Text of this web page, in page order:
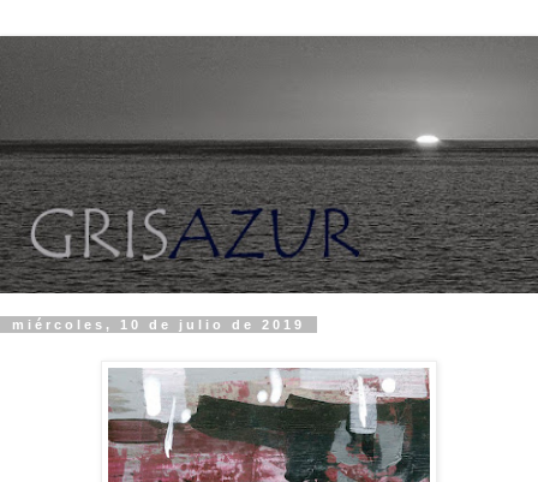
miércoles, 10 de julio de 2019